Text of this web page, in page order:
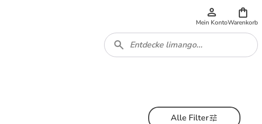
Mein KontoWarenkorb
Alle Filter